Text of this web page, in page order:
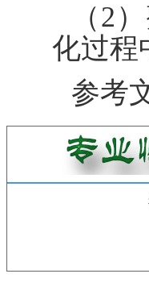
（2
化过程
参考